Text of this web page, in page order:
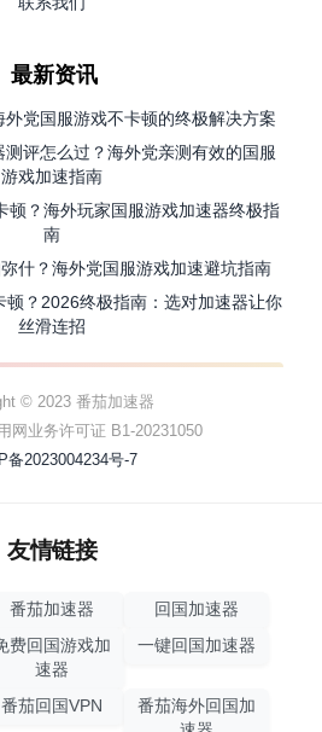
最新资讯
党国服游戏不卡顿的终极解决方案
评怎么过？海外党亲测有效的国服
游戏加速指南
顿？海外玩家国服游戏加速器终极指
南
什？海外党国服游戏加速避坑指南
顿？2026终极指南：选对加速器让你
丝滑连招
© 2023 番茄加速器
网业务许可证 B1-20231050
备2023004234号-7
友情链接
番茄加速器
回国加速器
费回国游戏加
速器
一键回国加速器
番茄回国VPN
番茄海外回国加